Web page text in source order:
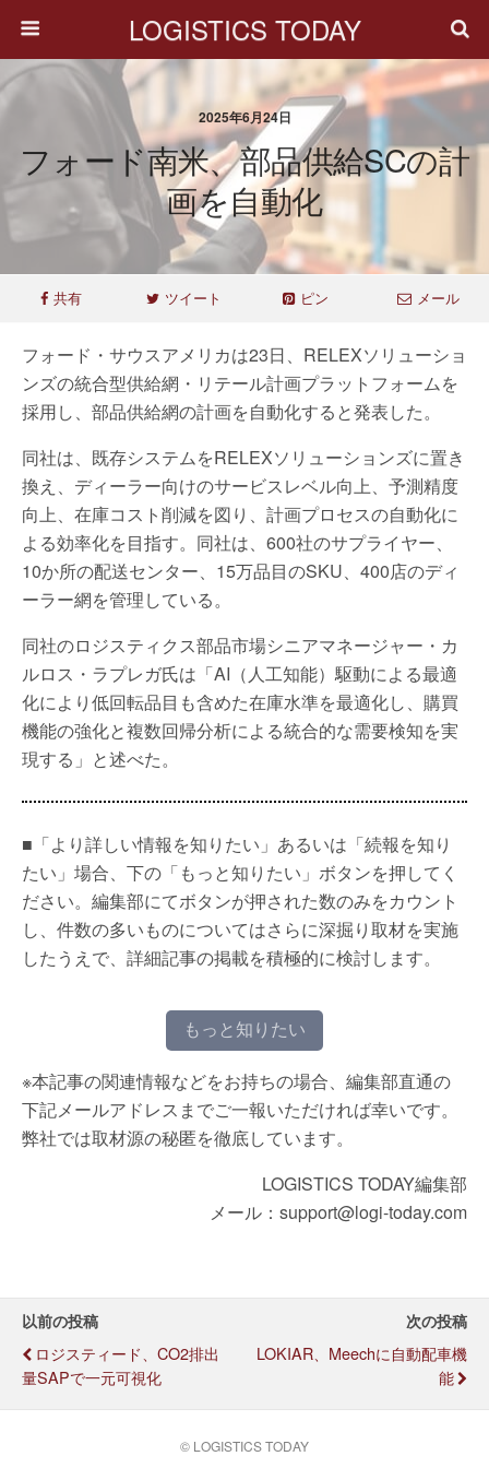
LOGISTICS TODAY
2025年6月24日
フォード南米、部品供給SCの計
画を自動化
共有 ツイート ピン メール
フォード・サウスアメリカは23日、RELEXソリューショ
ンズの統合型供給網・リテール計画プラットフォームを
採用し、部品供給網の計画を自動化すると発表した。
同社は、既存システムをRELEXソリューションズに置き
換え、ディーラー向けのサービスレベル向上、予測精度
向上、在庫コスト削減を図り、計画プロセスの自動化に
よる効率化を目指す。同社は、600社のサプライヤー、
10か所の配送センター、15万品目のSKU、400店のディ
ーラー網を管理している。
同社のロジスティクス部品市場シニアマネージャー・カ
ルロス・ラプレガ氏は「AI（人工知能）駆動による最適
化により低回転品目も含めた在庫水準を最適化し、購買
機能の強化と複数回帰分析による統合的な需要検知を実
現する」と述べた。
■「より詳しい情報を知りたい」あるいは「続報を知り
たい」場合、下の「もっと知りたい」ボタンを押してく
ださい。編集部にてボタンが押された数のみをカウント
し、件数の多いものについてはさらに深掘り取材を実施
したうえで、詳細記事の掲載を積極的に検討します。
もっと知りたい
※本記事の関連情報などをお持ちの場合、編集部直通の
下記メールアドレスまでご一報いただければ幸いです。
弊社では取材源の秘匿を徹底しています。
LOGISTICS TODAY編集部
メール：support@logi-today.com
以前の投稿
ロジスティード、CO2排出
量SAPで一元可視化
次の投稿
LOKIAR、Meechに自動配車機
能
© LOGISTICS TODAY